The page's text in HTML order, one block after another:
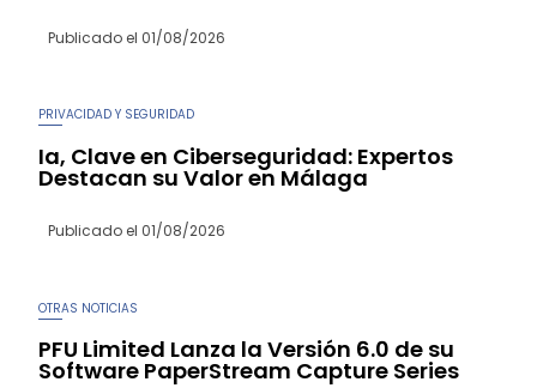
Publicado el 01/08/2026
PRIVACIDAD Y SEGURIDAD
Ia, Clave en Ciberseguridad: Expertos
Destacan su Valor en Málaga
Publicado el 01/08/2026
OTRAS NOTICIAS
PFU Limited Lanza la Versión 6.0 de su
Software PaperStream Capture Series